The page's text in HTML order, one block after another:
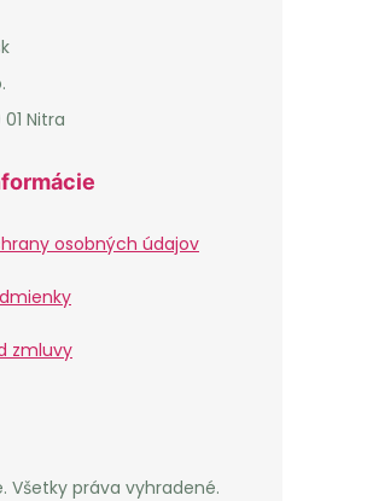
Nitra
osobných údajov
zmluvy
Všetky práva vyhradené.